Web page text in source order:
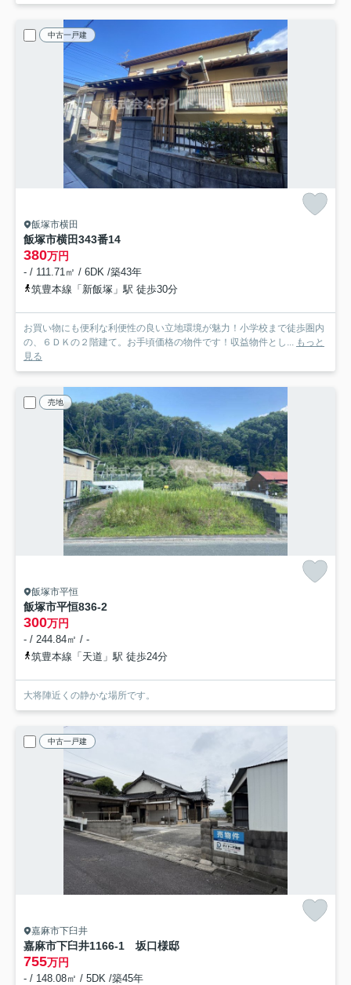
中古一戸建
飯塚市横田
飯塚市横田343番14
380万円
- / 111.71㎡ / 6DK /築43年
筑豊本線「新飯塚」駅 徒歩30分
お買い物にも便利な利便性の良い立地環境が魅力！小学校まで徒歩圏内
の、６ＤＫの２階建て。お手頃価格の物件です！収益物件とし...
もっと
見る
売地
飯塚市平恒
飯塚市平恒836-2
300万円
- / 244.84㎡ / -
筑豊本線「天道」駅 徒歩24分
大将陣近くの静かな場所です。
中古一戸建
嘉麻市下臼井
嘉麻市下臼井1166-1 坂口様邸
755万円
- / 148.08㎡ / 5DK /築45年